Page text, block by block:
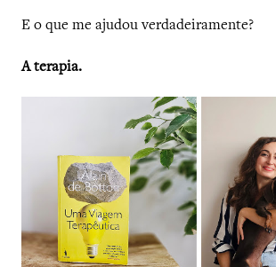
E o que me ajudou verdadeiramente?
A terapia.